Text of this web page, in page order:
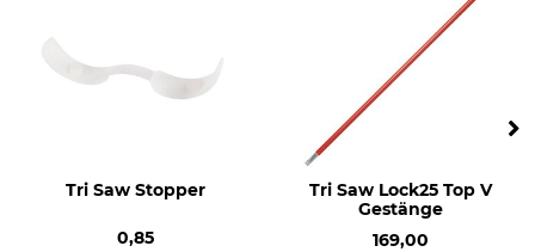
Tri Saw Stopper
0,85
Tri Saw Lock25 Top V
Gestänge
169,00